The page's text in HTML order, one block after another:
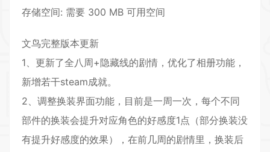
存储空间: 需要 300 MB 可用空间
文鸟完整版本更新
1、更新了全八周+隐藏线的剧情，优化了相册功能，
新增若干steam成就。
2、调整换装界面功能，目前是一周一次，每个不同
部件的换装会提升对应角色的好感度1点（部分换装没
有提升好感度的效果），在前几周的剧情里，换装后